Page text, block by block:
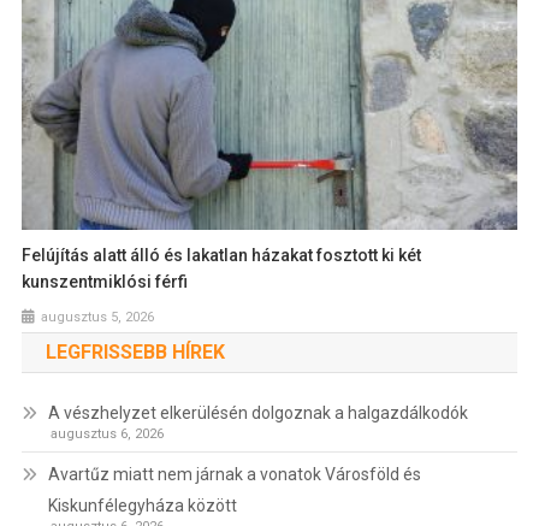
Felújítás alatt álló és lakatlan házakat fosztott ki két
kunszentmiklósi férfi
augusztus 5, 2026
LEGFRISSEBB HÍREK
A vészhelyzet elkerülésén dolgoznak a halgazdálkodók
augusztus 6, 2026
Avartűz miatt nem járnak a vonatok Városföld és
Kiskunfélegyháza között